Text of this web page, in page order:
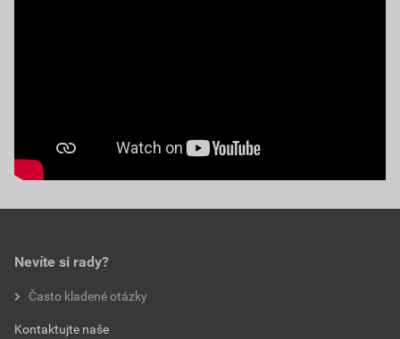
Nevíte si rady?
Často kladené otázky
Kontaktujte naše